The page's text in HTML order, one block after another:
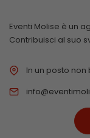
Eventi Molise è un
Contribuisci al suo
In un posto